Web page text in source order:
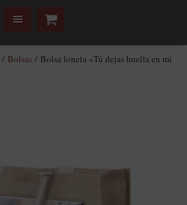
/ Bolsas / Bolsa loneta «Tú dejas huella en mi